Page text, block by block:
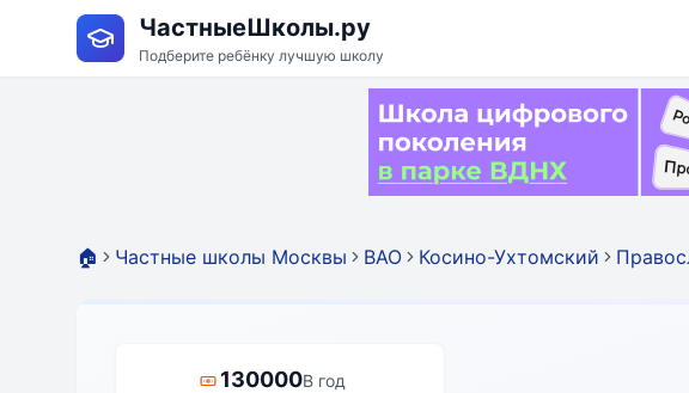
ЧастныеШколы.ру
Подберите ребёнку лучшую школу
🏠 Частные школы Москвы ВАО Косино-Ухтомский
130000В год